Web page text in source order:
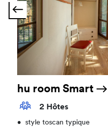
hu room Smart
2 Hôtes
•
style toscan typique